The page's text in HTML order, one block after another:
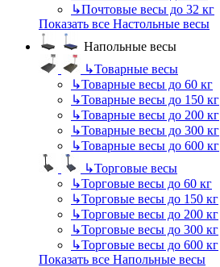
↳Почтовые весы до 32 кг
Показать все Настольные весы
Напольные весы
↳Товарные весы
↳Товарные весы до 60 кг
↳Товарные весы до 150 кг
↳Товарные весы до 200 кг
↳Товарные весы до 300 кг
↳Товарные весы до 600 кг
↳Торговые весы
↳Торговые весы до 60 кг
↳Торговые весы до 150 кг
↳Торговые весы до 200 кг
↳Торговые весы до 300 кг
↳Торговые весы до 600 кг
Показать все Напольные весы